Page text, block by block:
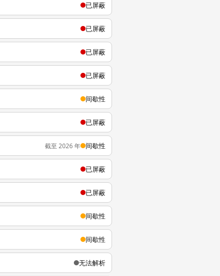
已屏蔽
已屏蔽
已屏蔽
已屏蔽
间歇性
已屏蔽
截至 2026 年 间歇性
已屏蔽
已屏蔽
间歇性
间歇性
无法解析